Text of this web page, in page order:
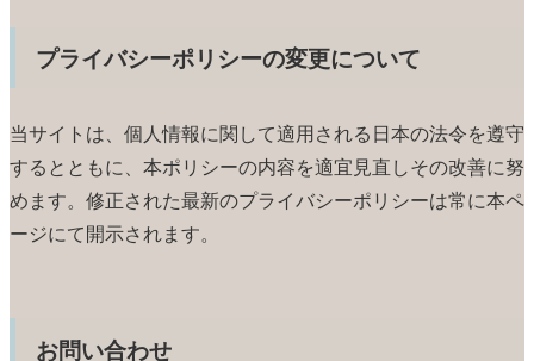
プライバシーポリシーの変更について
当サイトは、個人情報に関して適用される日本の法令を遵守
するとともに、本ポリシーの内容を適宜見直しその改善に努
めます。修正された最新のプライバシーポリシーは常に本ペ
ージにて開示されます。
お問い合わせ